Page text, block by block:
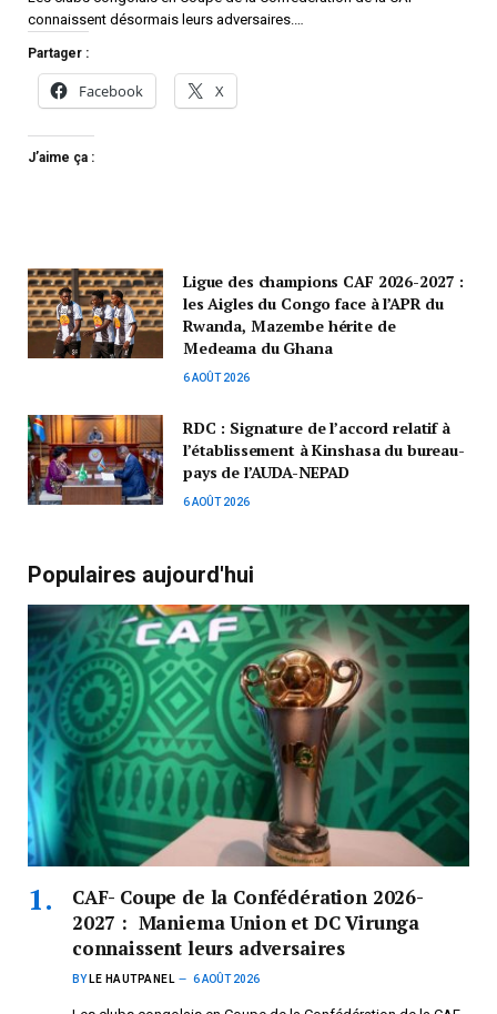
connaissent désormais leurs adversaires.…
Partager :
Facebook X
J’aime ça :
Ligue des champions CAF 2026-2027 :
les Aigles du Congo face à l’APR du
Rwanda, Mazembe hérite de
Medeama du Ghana
6 AOÛT 2026
RDC : Signature de l’accord relatif à
l’établissement à Kinshasa du bureau-
pays de l’AUDA-NEPAD
6 AOÛT 2026
Populaires aujourd'hui
CAF- Coupe de la Confédération 2026-
2027 : Maniema Union et DC Virunga
connaissent leurs adversaires
BY LE HAUTPANEL 6 AOÛT 2026